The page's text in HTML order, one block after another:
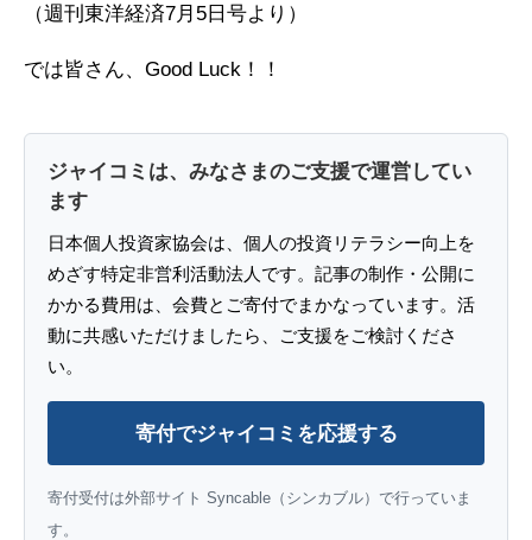
（週刊東洋経済7月5日号より）
では皆さん、Good Luck！！
ジャイコミは、みなさまのご支援で運営してい
ます
日本個人投資家協会は、個人の投資リテラシー向上を
めざす特定非営利活動法人です。記事の制作・公開に
かかる費用は、会費とご寄付でまかなっています。活
動に共感いただけましたら、ご支援をご検討くださ
い。
寄付でジャイコミを応援する
寄付受付は外部サイト Syncable（シンカブル）で行っていま
す。